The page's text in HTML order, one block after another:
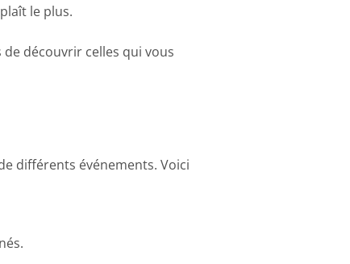
le plus.
découvrir celles qui vous
différents événements. Voici